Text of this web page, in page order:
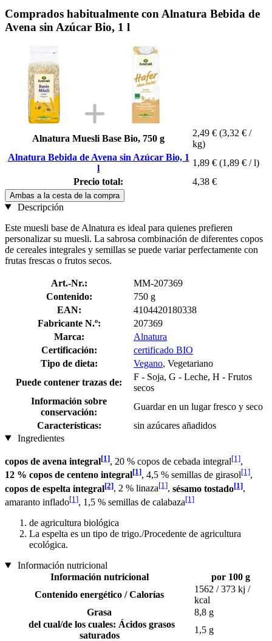
Comprados habitualmente con Alnatura Bebida de
Avena sin Azúcar Bio, 1 l
Alnatura Muesli Base Bio, 750 g
2,49 € (3,32 € /
kg)
Alnatura Bebida de Avena sin Azúcar Bio, 1
l
1,89 € (1,89 € / l)
Precio total:
4,38 €
Ambas a la cesta de la compra
Descripción
Este muesli base de Alnatura es ideal para quienes prefieren
personalizar su muesli. La sabrosa combinación de diferentes copos
de cereales integrales y semillas se puede variar perfectamente con
frutas frescas o frutos secos.
Art.-Nr.:
MM-207369
Contenido:
750 g
EAN:
4104420180338
Fabricante N.º:
207369
Marca:
Alnatura
Certificación:
certificado BIO
Tipo de dieta:
Vegano, Vegetariano
Puede contener trazas de:
F - Soja, G - Leche, H - Frutos
secos
Información sobre
conservación:
Guardar en un lugar fresco y seco
Características:
sin azúcares añadidos
Ingredientes
copos de avena integral[1], 20 % copos de cebada integral[1],
12 % copos de centeno integral[1], 4,5 % semillas de girasol[1],
copos de espelta integral[2], 2 % linaza[1], sésamo tostado[1],
amaranto inflado[1], 1,5 % semillas de calabaza[1]
de agricultura biológica
La espelta es un tipo de trigo./Procedente de agricultura
ecológica.
Información nutricional
Información nutricional
por 100 g
Contenido energético / Calorías
1562 / 373 kj /
kcal
Grasa
8,8 g
del cual/de los cuales: Ácidos grasos
saturados
1,5 g